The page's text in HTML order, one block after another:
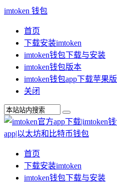
imtoken 钱包
首页
下载安装imtoken
imtoken钱包下载与安装
imtoken钱包版本
imtoken钱包app下载苹果版
关闭
首页
下载安装imtoken
imtoken钱包下载与安装